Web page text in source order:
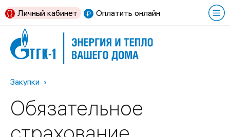
Оплатить онлайн
Личный кабинет
Закупки
Обязательное